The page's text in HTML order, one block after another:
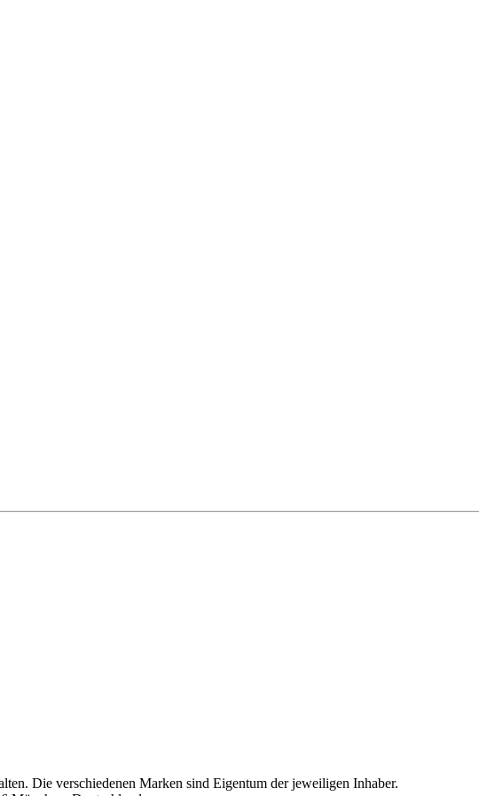
Details finden Sie
Die verschiedenen Marken sind Eigentum der jeweiligen Inhaber.